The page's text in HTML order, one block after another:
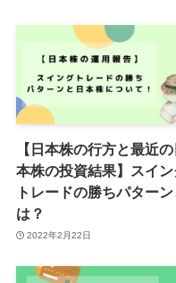
【日本株の行方と最近の
本株の投資結果】スイン
トレードの勝ちパターン
は？
2022年2月22日